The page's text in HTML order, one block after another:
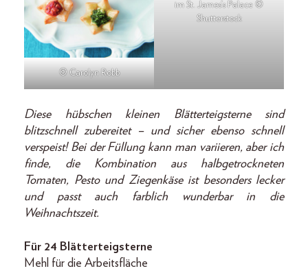
© Carolyn Robb
im St. James‘s Palace ©
Shutterstock
Diese hübschen kleinen Blätterteigsterne sind
blitzschnell zubereitet – und sicher ebenso schnell
verspeist! Bei der Füllung kann man variieren, aber ich
finde, die Kombination aus halbgetrockneten
Tomaten, Pesto und Ziegenkäse ist besonders lecker
und passt auch farblich wunderbar in die
Weihnachtszeit.
Für 24 Blätterteigsterne
Mehl für die Arbeitsfläche